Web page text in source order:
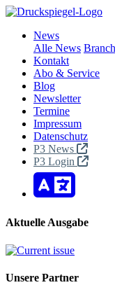
News
Alle News
Kontakt
Abo & Service
Blog
Newsletter
Termine
Impressum
Datenschutz
P3 News
P3 Login
Aktuelle Ausgabe
Unsere Partner